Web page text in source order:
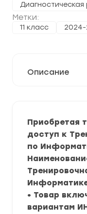
Метки:
11 класс
Описание
Приобретая
доступ к
по
• Товар
вариантам